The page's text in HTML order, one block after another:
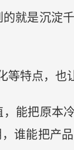
就是沉淀
特点，也
能把原本
谁能把产